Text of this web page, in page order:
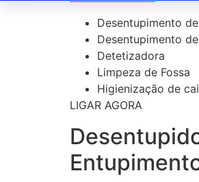
Desentupimento
Desentupimento
Detetizadora
Limpeza de Fossa
Higienização de
LIGAR AGORA